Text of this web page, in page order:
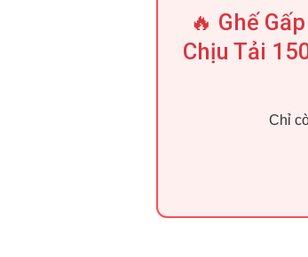
🔥 Ghế
Chịu Tải
Chỉ